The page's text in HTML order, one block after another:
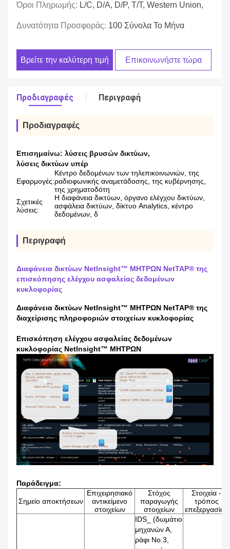
Όροι Πληρωμής: L/C, D/A, D/P, T/T, Western Union,
Δυνατότητα Προσφοράς: 100 Σύνολα Το Μήνα
Βρείτε την καλύτερη τιμή Επικοινωνήστε τώρα
Προδιαγραφές Περιγραφή
Προδιαγραφές
Επισημαίνω: λύσεις βρυσών δικτύων,
λύσεις δικτύων υπέρ
Εφαρμογές:
Κέντρο δεδομένων των τηλεπικοινωνιών, της
ραδιοφωνικής αναμετάδοσης, της κυβέρνησης,
της χρηματοδότη
Σχετικές
λύσεις:
Η διαφάνεια δικτύων, όργανο ελέγχου δικτύων,
ασφάλεια δικτύων, δίκτυο Analytics, κέντρο
δεδομένων, δ
Περιγραφή
Διαφάνεια δικτύων NetInsight™ ΜΗΤΡΩΝ NetTAP® της
επισκόπησης ελέγχου ασφαλείας δεδομένων
κυκλοφορίας
Διαφάνεια δικτύων NetInsight™ ΜΗΤΡΩΝ NetTAP® της
διαχείρισης πληροφοριών στοιχείων κυκλοφορίας
Επισκόπηση ελέγχου ασφαλείας δεδομένων
κυκλοφορίας NetInsight™ ΜΗΤΡΩΝ
Παράδειγμα:
Σημείο αποκτήσεων
Επιχειρησιακό
αντικείμενο
στοιχείων
Στόχος
παραγωγής
στοιχείων
Στοιχεία -
τρόπος
επεξεργασίας
IDS_ (δωμάτιο
μηχανών Α,
ράφι No.3,